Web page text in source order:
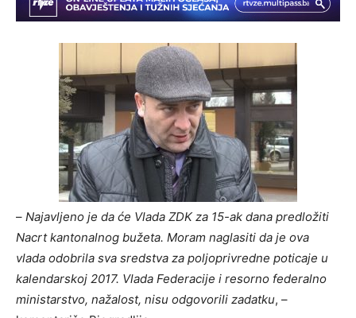
– Najavljeno je da će Vlada ZDK za 15-ak dana predložiti
Nacrt kantonalnog bužeta. Moram naglasiti da je ova
vlada odobrila sva sredstva za poljoprivredne poticaje u
kalendarskoj 2017. Vlada Federacije i resorno federalno
ministarstvo, nažalost, nisu odgovorili zadatku, –